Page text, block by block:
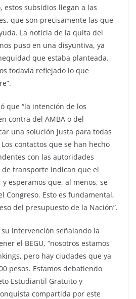
estos subsidios llegan a las
que son precisamente las que
La noticia de la quita del
puso en una disyuntiva, ya
que estaba planteada.
todavía reflejado lo que
que “la intención de los
contra del AMBA o del
una solución justa para todas
contactos que se han hecho
con las autoridades
de transporte indican que el
esperamos que, al menos, se
Congreso. Esto es fundamental,
del presupuesto de la Nación”.
intervención señalando la
el BEGU, “nosotros estamos
pero hay ciudades que ya
pesos. Estamos debatiendo
Estudiantil Gratuito y
compartida por este